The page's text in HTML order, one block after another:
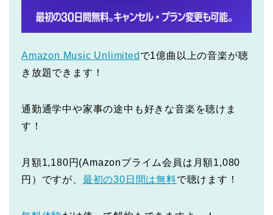
Amazon Music Unlimited で1億曲以上の音楽が聴
き放題できます！
通勤通学中や家事の途中も好きな音楽を聴けま
す！
月額1,180円(Amazonプライム会員は月額1,080
円）ですが、 最初の30日間は無料で聴けます！